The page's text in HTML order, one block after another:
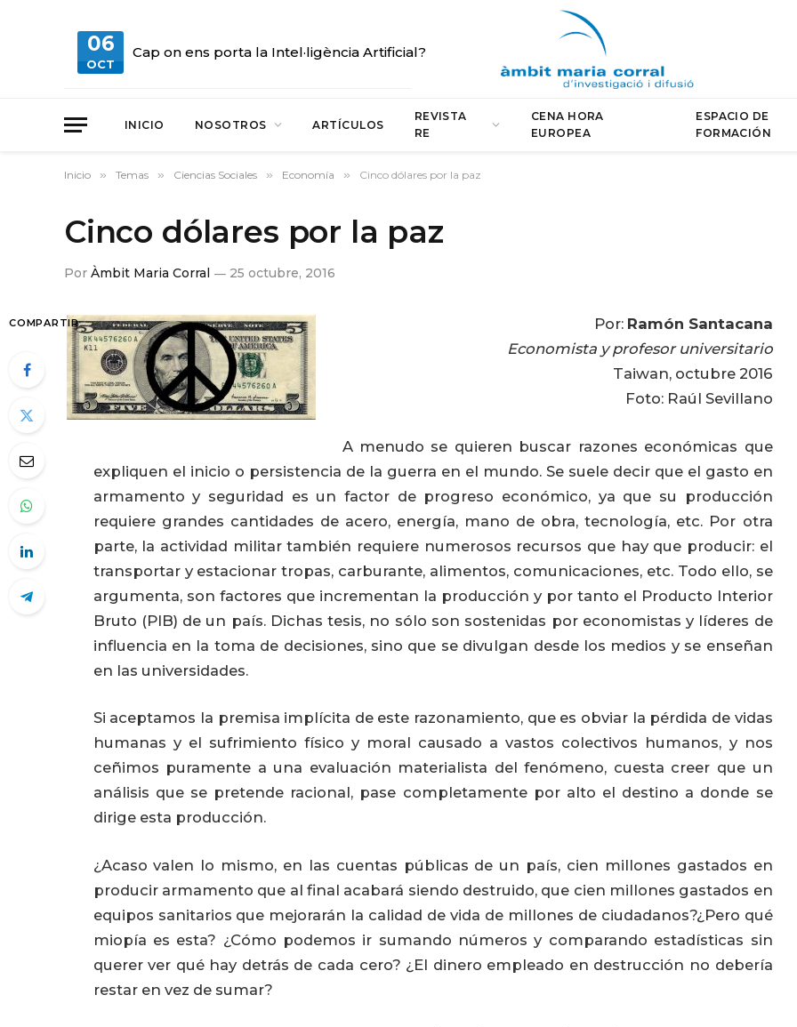
06
OCT
Cap on ens porta la Intel·ligència Artificial?
INICIO NOSOTROS ARTÍCULOS
REVISTA
RE
CENA HORA
EUROPEA
ESPACIO DE
FORMACIÓN
Inicio » Temas » Ciencias Sociales » Economía » Cinco dólares por la paz
Cinco dólares por la paz
Por Àmbit Maria Corral 25 octubre, 2016
COMPARTIR Por: Ramón Santacana
Economista y profesor universitario
Taiwan, octubre 2016
Foto: Raúl Sevillano
A menudo se quieren buscar razones económicas que
expliquen el inicio o persistencia de la guerra en el mundo. Se suele decir que el gasto en
armamento y seguridad es un factor de progreso económico, ya que su producción
requiere grandes cantidades de acero, energía, mano de obra, tecnología, etc. Por otra
parte, la actividad militar también requiere numerosos recursos que hay que producir: el
transportar y estacionar tropas, carburante, alimentos, comunicaciones, etc. Todo ello, se
argumenta, son factores que incrementan la producción y por tanto el Producto Interior
Bruto (PIB) de un país. Dichas tesis, no sólo son sostenidas por economistas y líderes de
influencia en la toma de decisiones, sino que se divulgan desde los medios y se enseñan
en las universidades.
Si aceptamos la premisa implícita de este razonamiento, que es obviar la pérdida de vidas
humanas y el sufrimiento físico y moral causado a vastos colectivos humanos, y nos
ceñimos puramente a una evaluación materialista del fenómeno, cuesta creer que un
análisis que se pretende racional, pase completamente por alto el destino a donde se
dirige esta producción.
¿Acaso valen lo mismo, en las cuentas públicas de un país, cien millones gastados en
producir armamento que al final acabará siendo destruido, que cien millones gastados en
equipos sanitarios que mejorarán la calidad de vida de millones de ciudadanos?¿Pero qué
miopía es esta? ¿Cómo podemos ir sumando números y comparando estadísticas sin
querer ver qué hay detrás de cada cero? ¿El dinero empleado en destrucción no debería
restar en vez de sumar?